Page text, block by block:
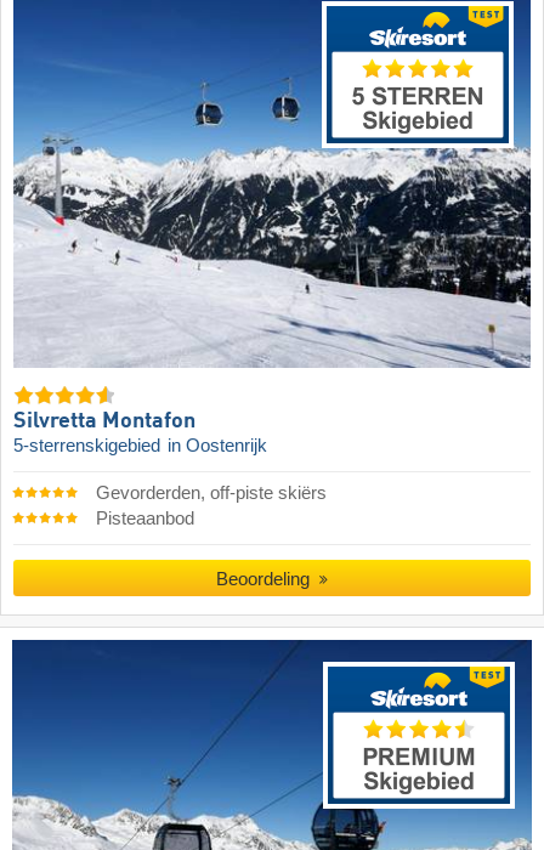
Silvretta Montafon
5-sterrenskigebied in Oostenrijk
Gevorderden, off-piste skiërs
Pisteaanbod
Beoordeling